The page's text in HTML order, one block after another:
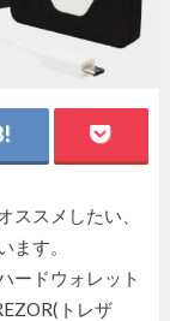
スメしたい、
ます。
ードウォレット
トレザ